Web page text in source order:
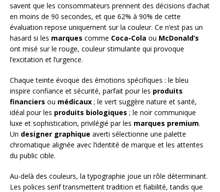
savent que les consommateurs prennent des décisions d’achat
en moins de 90 secondes, et que 62% à 90% de cette
évaluation repose uniquement sur la couleur. Ce n’est pas un
hasard si les marques comme Coca-Cola ou McDonald’s
ont misé sur le rouge, couleur stimulante qui provoque
l’excitation et l’urgence.
Chaque teinte évoque des émotions spécifiques : le bleu
inspire confiance et sécurité, parfait pour les produits
financiers ou médicaux ; le vert suggère nature et santé,
idéal pour les produits biologiques ; le noir communique
luxe et sophistication, privilégié par les marques premium.
Un designer graphique averti sélectionne une palette
chromatique alignée avec l’identité de marque et les attentes
du public cible.
Au-delà des couleurs, la typographie joue un rôle déterminant.
Les polices serif transmettent tradition et fiabilité, tandis que